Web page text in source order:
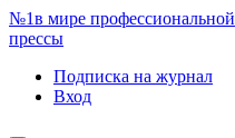
№1в мире профессиональной
прессы
Подписка на журнал
Вход